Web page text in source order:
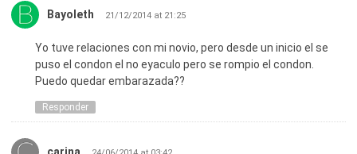
Bayoleth 21/12/2014 at 21:25
Yo tuve relaciones con mi novio, pero desde un inicio el se
puso el condon el no eyaculo pero se rompio el condon.
Puedo quedar embarazada??
Responder